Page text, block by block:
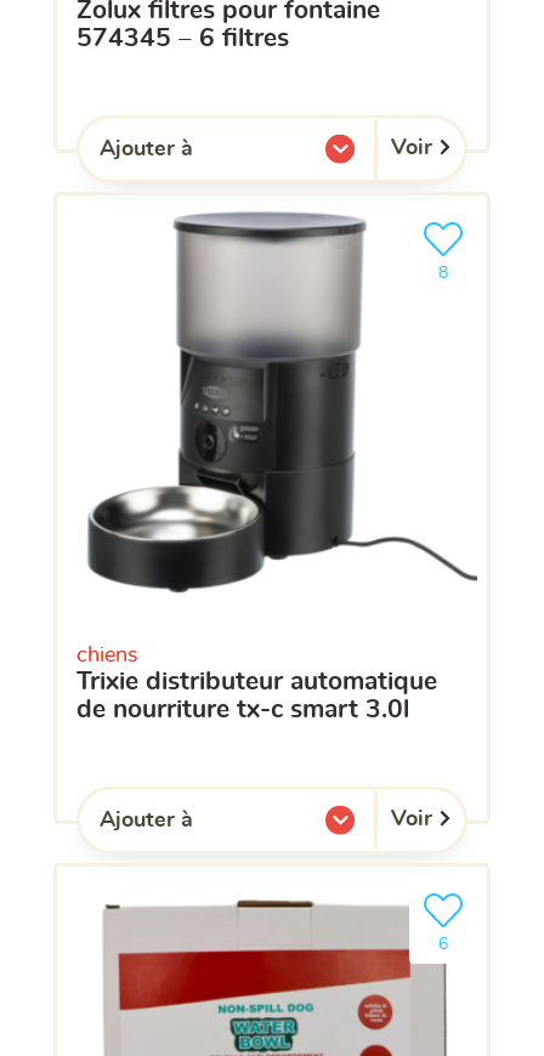
zolux filtres pour fontaine
574345 – 6 filtres
Ajouter à
l'une de mes listes. Voir
chiens
trixie distributeur automatique
de nourriture tx-c smart 3.0l
8
Ajouter le
clients ont
Ajouter à
l'une de mes listes. Voir
6
Ajouter le
clients ont